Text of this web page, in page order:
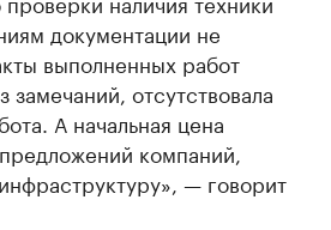
документации не
выполненных работ
замечаний, отсутствовала
А начальная цена
компаний,
— говорит